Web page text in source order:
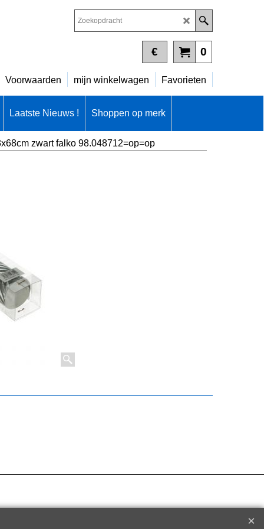
0
€
Voorwaarden mijn winkelwagen Favorieten
Laatste Nieuws ! Shoppen op merk
zwart falko 98.048712=op=op